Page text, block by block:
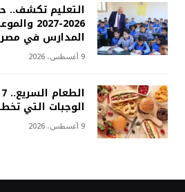
التعليم تكشف..
2026-
المدارس في مصر
9 أغسطس، 2026
الوجبات التي
9 أغسطس، 2026